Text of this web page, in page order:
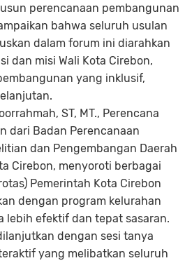
perencanaan pembangunan
bahwa seluruh usulan
dalam forum ini diarahkan
dan misi Wali Kota Cirebon,
yang inklusif,
ST, MT., Perencana
dari Badan Perencanaan
dan Pengembangan Daerah
Cirebon, menyoroti berbagai
Pemerintah Kota Cirebon
dengan program kelurahan
lebih efektif dan tepat sasaran.
dengan sesi tanya
yang melibatkan seluruh